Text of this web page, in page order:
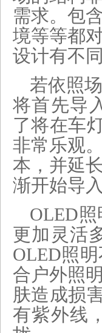
需求。包
境等等都
设计有不
若依照
将首先导
了将在车
非常乐观
本，并延
渐开始导
OLED
更加灵活
OLED照
合户外照
肤造成损
有紫外线